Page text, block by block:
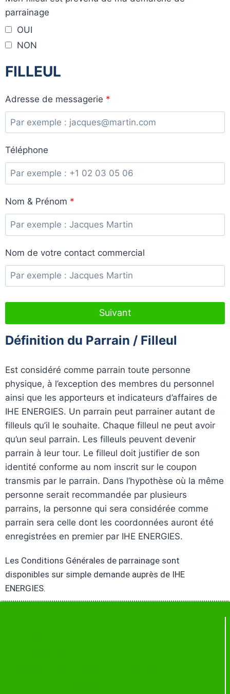
parrainage
OUI
NON
FILLEUL
Adresse de messagerie *
Téléphone
Nom & Prénom *
Nom de votre contact commercial
Suivant
Définition du Parrain / Filleul
Est considéré comme parrain toute personne
physique, à l’exception des membres du personnel
ainsi que les apporteurs et indicateurs d’affaires de
IHE ENERGIES. Un parrain peut parrainer autant de
filleuls qu’il le souhaite. Chaque filleul ne peut avoir
qu’un seul parrain. Les filleuls peuvent devenir
parrain à leur tour. Le filleul doit justifier de son
identité conforme au nom inscrit sur le coupon
transmis par le parrain. Dans l’hypothèse où la même
personne serait recommandée par plusieurs
parrains, la personne qui sera considérée comme
parrain sera celle dont les coordonnées auront été
enregistrées en premier par IHE ENERGIES.
Les Conditions Générales de parrainage sont
disponibles sur simple demande auprès de IHE
ENERGIES.